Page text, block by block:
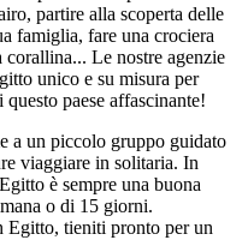
partire alla scoperta delle
famiglia, fare una crociera
Le nostre agenzie
unico e su misura per
paese affascinante!
a un piccolo gruppo guidato
viaggiare in solitaria. In
è sempre una buona
o di 15 giorni.
Egitto, tieniti pronto per un